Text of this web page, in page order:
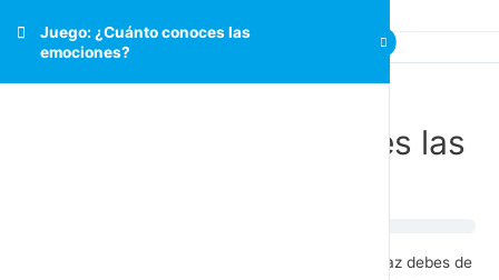
Juego: ¿Cuánto conoces las
emociones?
Juego: ¿Cuánto conoces las
Para poder realizar una comunicación interna eficaz debes de